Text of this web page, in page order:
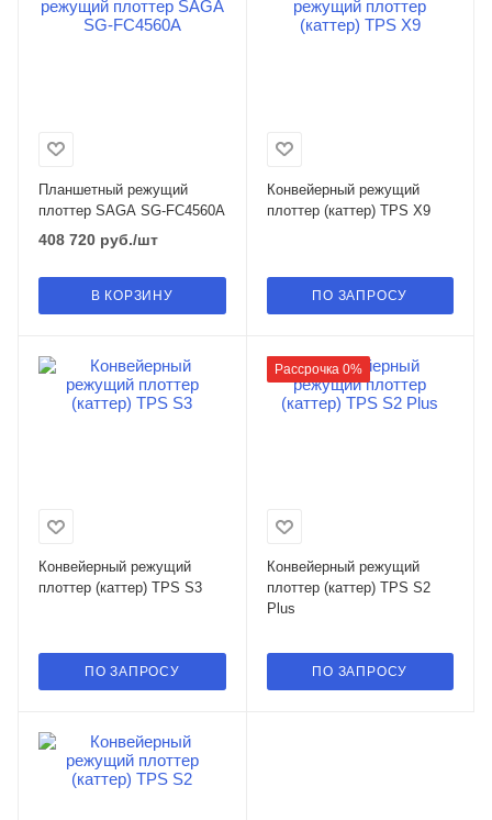
Планшетный режущий
плоттер SAGA SG-FC4560A
408 720 руб./шт
В КОРЗИНУ
Конвейерный режущий
плоттер (каттер) TPS X9
ПО ЗАПРОСУ
Конвейерный режущий
плоттер (каттер) TPS S3
ПО ЗАПРОСУ
Рассрочка 0%
Конвейерный режущий
плоттер (каттер) TPS S2
Plus
ПО ЗАПРОСУ